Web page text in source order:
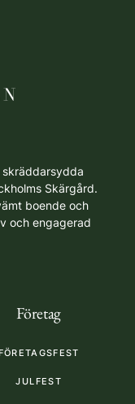
skräddarsydda
Skärgård.
boende och
och engagerad
Företag
FÖRETAGSFEST
JULFEST